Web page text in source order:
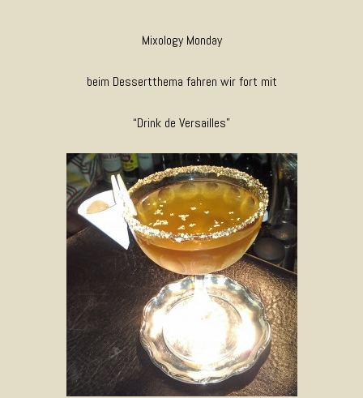
Mixology Monday
beim Dessertthema fahren wir fort mit
“Drink de Versailles”